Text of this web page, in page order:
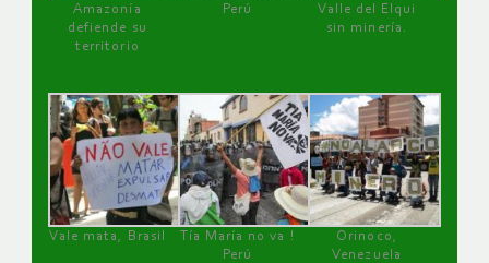
Amazonía
defiende su
territorio
Perú
Valle del Elqui
sin minería.
Vale mata, Brasil
Tía María no va !
Perú
Orinoco,
Venezuela